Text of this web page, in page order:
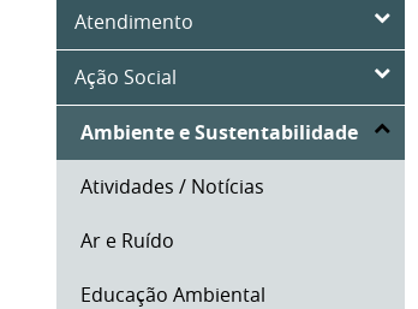
Atendimento
Ação Social
Ambiente e Sustentabilidade
Atividades / Notícias
Ar e Ruído
Educação Ambiental